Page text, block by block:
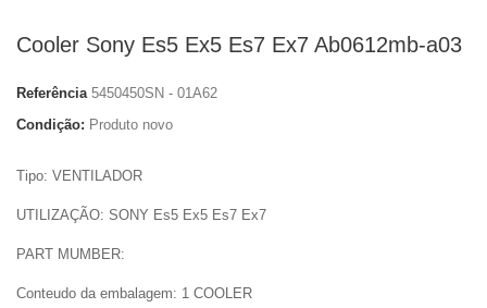
Cooler Sony Es5 Ex5 Es7 Ex7 Ab0612mb-a03
Referência 5450450SN - 01A62
Condição: Produto novo
Tipo: VENTILADOR
UTILIZAÇÃO: SONY Es5 Ex5 Es7 Ex7
PART MUMBER:
Conteudo da embalagem: 1 COOLER